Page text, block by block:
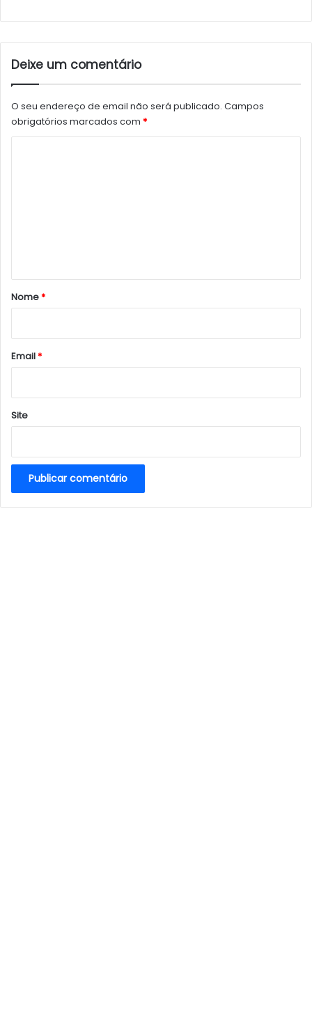
Deixe um comentário
O seu endereço de email não será publicado. Campos
obrigatórios marcados com *
r
*
Nome*
Email*
Site